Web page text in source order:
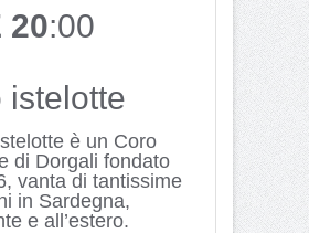
20:00
istelotte
è un Coro
di Dorgali fondato
vanta di tantissime
in Sardegna,
e all’estero.